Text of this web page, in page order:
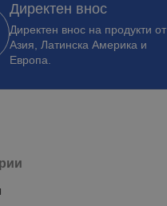
Директен внос
Директен внос на продукти от
Азия, Латинска Америка и
Европа.